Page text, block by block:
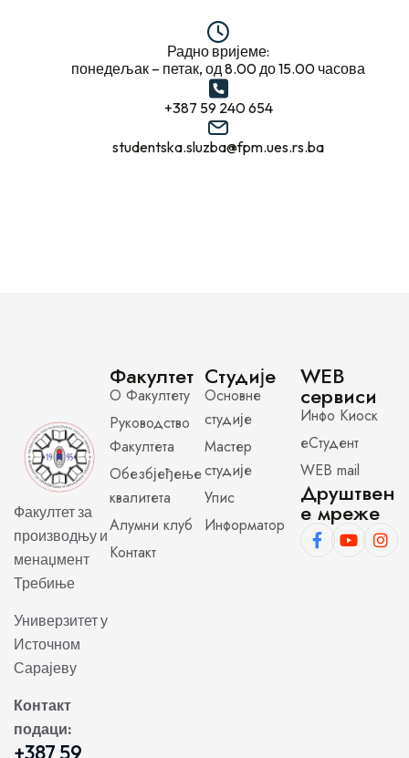
Радно вријеме:
понедељак – петак, од 8.00 до 15.00 часова
+387 59 240 654
studentska.sluzba@fpm.ues.rs.ba
Факултет за
производњу и
менаџмент
Требиње
Универзитет у
Источном
Сарајеву
Контакт
подаци:
+387 59
Факултет
О Факултету
Руководство
Факултета
Обезбјеђење
квалитета
Алумни клуб
Контакт
Студије
Основне
студије
Мастер
студије
Упис
Информатор
WEB
сервиси
Инфо Киоск
еСтудент
WEB mail
Друштвен
е мреже